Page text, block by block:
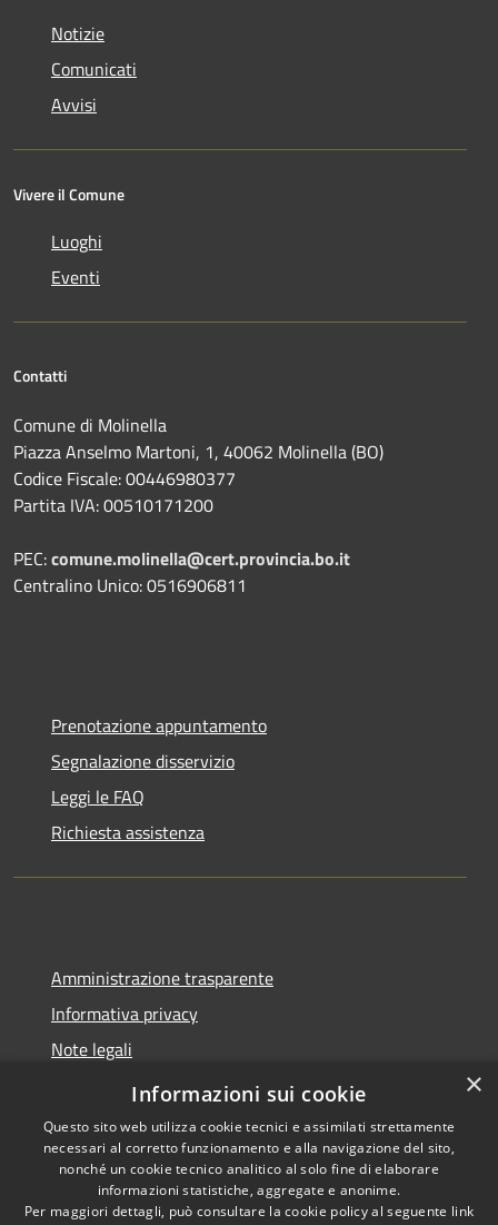
Notizie
Comunicati
Avvisi
Vivere il Comune
Luoghi
Eventi
Contatti
Comune di Molinella
Piazza Anselmo Martoni, 1, 40062 Molinella (BO)
Codice Fiscale: 00446980377
Partita IVA: 00510171200
PEC:comune.molinella@cert.provincia.bo.it
Centralino Unico: 0516906811
Prenotazione appuntamento
Segnalazione disservizio
Leggi le FAQ
Richiesta assistenza
Amministrazione trasparente
Informativa privacy
Note legali
Dichiarazione di accessibilità
Copyright © 2026 • Comune di
×
Informazioni sui cookie
Questo sito web utilizza cookie tecnici e assimilati strettamente
necessari al corretto funzionamento e alla navigazione del sito,
nonché un cookie tecnico analitico al solo fine di elaborare
informazioni statistiche, aggregate e anonime.
Per maggiori dettagli, può consultare la cookie policy al seguente link